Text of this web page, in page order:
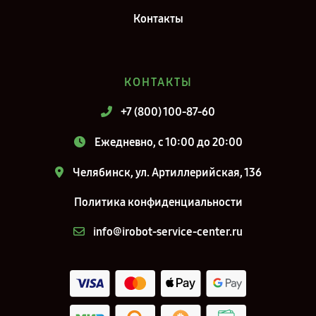
Контакты
КОНТАКТЫ
+7 (800) 100-87-60
Ежедневно, с 10:00 до 20:00
Челябинск, ул. Артиллерийская, 136
Политика конфиденциальности
info@irobot-service-center.ru